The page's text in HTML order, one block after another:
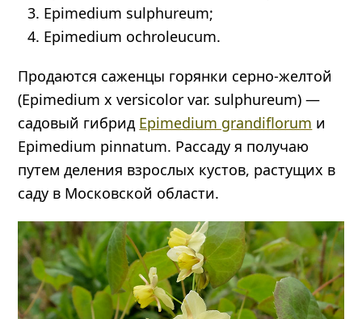
Epimedium sulphureum;
Epimedium ochroleucum.
Продаются саженцы горянки серно-желтой
(Еpimedium х versicolor var. sulphureum) —
садовый гибрид Epimedium grandiflorum и
Epimedium pinnatum. Рассаду я получаю
путем деления взрослых кустов, растущих в
саду в Московской области.